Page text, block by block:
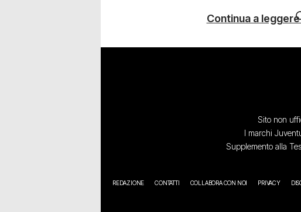
Continua a
Sito non
I marchi
Supplemento alla
REDAZIONE CONTATTI COLLABORA CON NOI PRIVACY